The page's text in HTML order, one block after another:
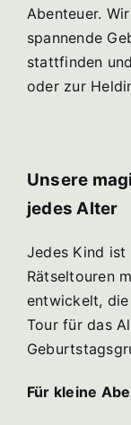
Abenteuer.
spannende
stattfinden
oder zur
Unsere
jedes Alter
Jedes Kind
Rätseltouren
entwickelt, die
Tour für das
Für kleine